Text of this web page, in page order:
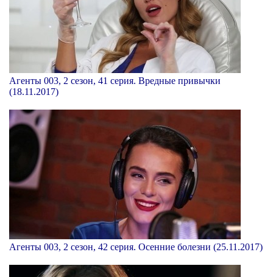
Агенты 003, 2 сезон, 41 серия. Вредные привычки
(18.11.2017)
Агенты 003, 2 сезон, 42 серия. Осенние болезни (25.11.2017)